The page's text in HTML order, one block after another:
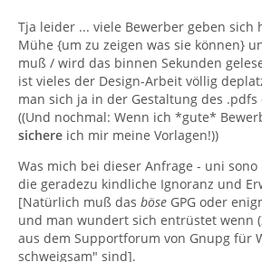
Tja leider ... viele Bewerber geben sich
Mühe {um zu zeigen was sie können}
muß / wird das binnen Sekunden
ist vieles der Design-Arbeit völlig
man sich ja in der Gestaltung des
((Und nochmal: Wenn ich *gute*
sichere ich mir meine Vorlagen!))
Was mich bei dieser Anfrage - uni sono
die geradezu kindliche Ignoranz und
[Natürlich muß das böse GPG oder
und man wundert sich entrüstet wenn
aus dem Supportforum von Gnupg für
schweigsam" sind].